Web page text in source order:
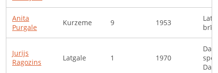
Anita
Purgale
Kurzeme 9 1953
Jurijs
Ragozins
Latgale 1 1970